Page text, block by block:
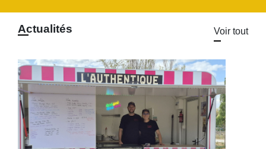
Actualités Voir tout